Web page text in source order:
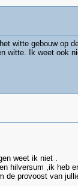
witte gebouw op
Ik weet ook
weet ik niet .
hilversum ,ik heb
de provoost van